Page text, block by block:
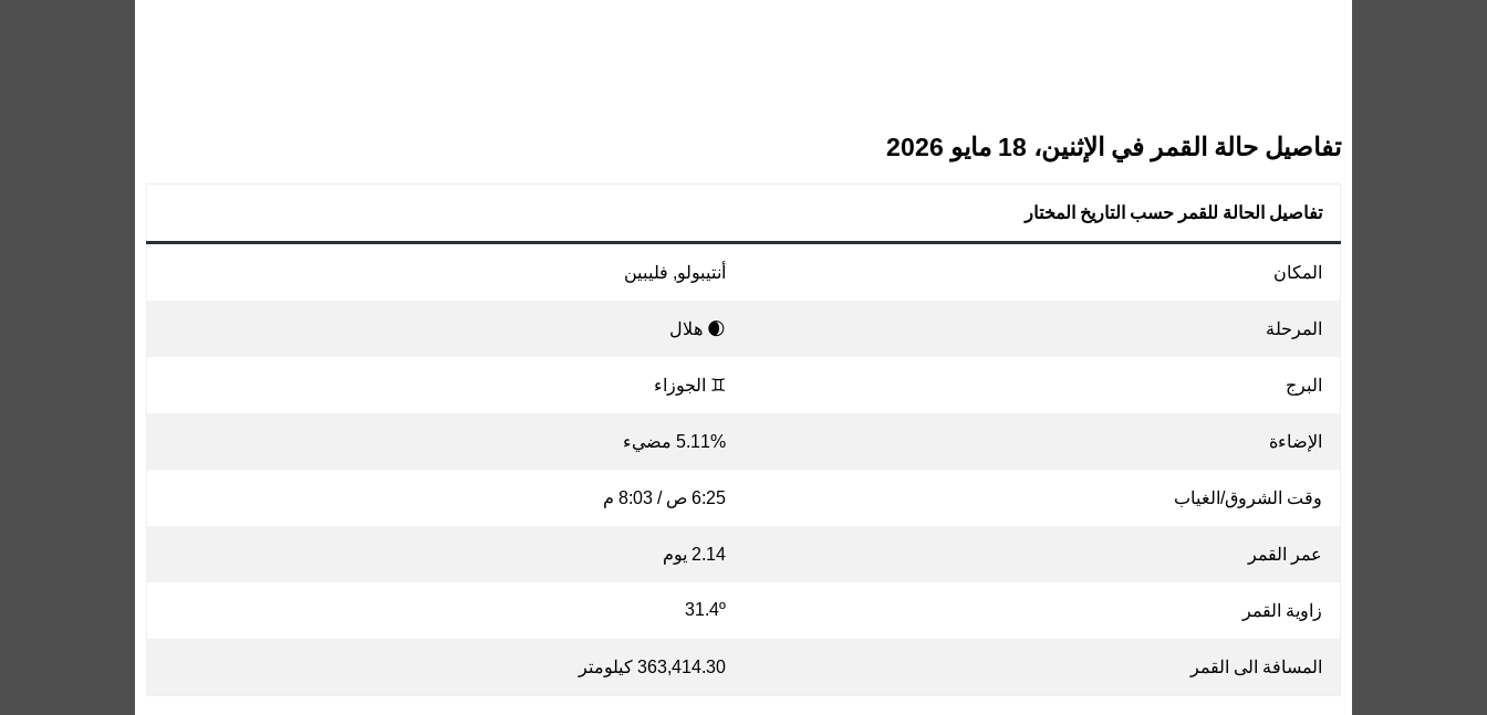
تفاصيل حالة القمر في الإثنين، 18 مايو 2026
تفاصيل الحالة للقمر حسب التاريخ المختار
المكان أنتيبولو, فليبين
المرحلة 🌒 هلال
البرج ♊ الجوزاء
الإضاءة 5.11% مضيء
وقت الشروق/الغياب 6:25 ص / 8:03 م
عمر القمر 2.14 يوم
زاوية القمر 31.4º
المسافة الى القمر 363,414.30 كيلومتر